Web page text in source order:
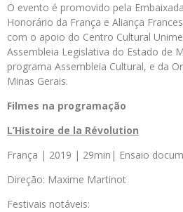
O evento é promovido pela
Honorário da França e Aliança
com o apoio do Centro Cultural
Assembleia Legislativa do Estado de
programa Assembleia Cultural, e da
Minas Gerais.
Filmes na programação
L’Histoire de la Révolution
França | 2019 | 29min| Ensaio
Direção: Maxime Martinot
Festivais notáveis: